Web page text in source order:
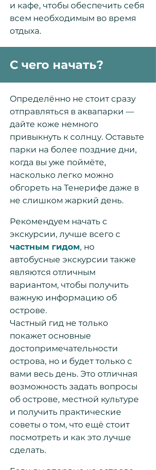
и кафе, чтобы обеспечить себя
всем необходимым во время
отдыха.
С чего начать?
Определённо не стоит сразу
отправляться в аквапарки —
дайте коже немного
привыкнуть к солнцу. Оставьте
парки на более поздние дни,
когда вы уже поймёте,
насколько легко можно
обгореть на Тенерифе даже в
не слишком жаркий день.
Рекомендуем начать с
экскурсии, лучше всего с
частным гидом, но
автобусные экскурсии также
являются отличным
вариантом, чтобы получить
важную информацию об
острове.
Частный гид не только
покажет основные
достопримечательности
острова, но и будет только с
вами весь день. Это отличная
возможность задать вопросы
об острове, местной культуре
и получить практические
советы о том, что ещё стоит
посмотреть и как это лучше
сделать.